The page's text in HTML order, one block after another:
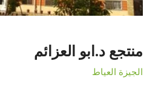
منتجع د.ابو العزائم
الجيزة العياط